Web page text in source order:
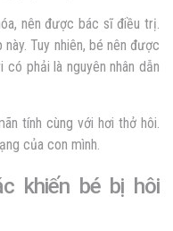
nên được bác sĩ điều trị.
Tuy nhiên, bé nên được
phải là nguyên nhân dẫn
tính cùng với hơi thở hôi.
của con mình.
khiến bé bị hôi